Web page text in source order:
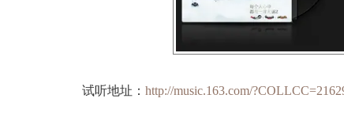
试听地址： http://music.163.com/